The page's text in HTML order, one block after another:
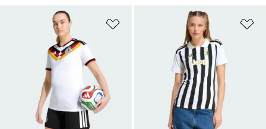
Ajouter à la Liste de produits